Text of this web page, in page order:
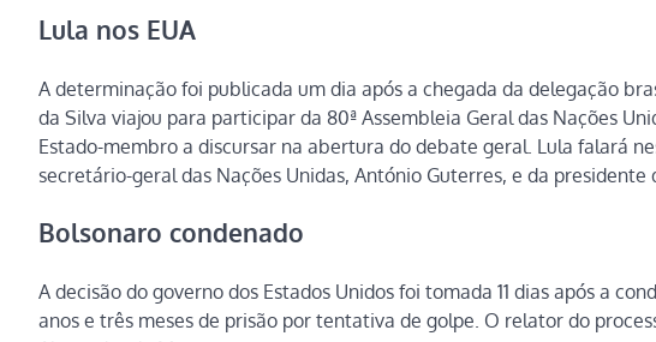
Lula nos EUA
A determinação foi publicada um dia após a chegada da delegação
da Silva viajou para participar da 80ª Assembleia Geral das Nações
Estado-membro a discursar na abertura do debate geral. Lula falará
secretário-geral das Nações Unidas, António Guterres, e da presidente
Bolsonaro condenado
A decisão do governo dos Estados Unidos foi tomada 11 dias após a
anos e três meses de prisão por tentativa de golpe. O relator do